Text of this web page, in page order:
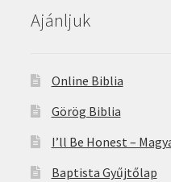
Ajánljuk
Online Biblia
Görög Biblia
I’ll Be Honest –
Baptista Gyűjtőlap